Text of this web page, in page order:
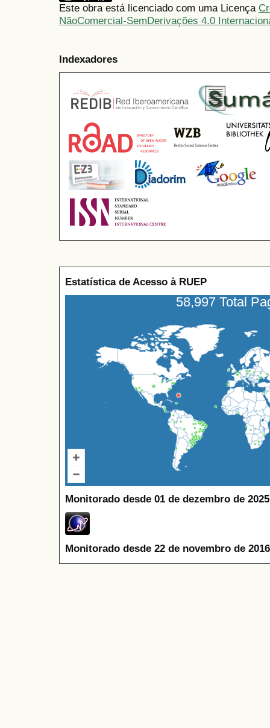
Este obra está licenciado com uma Licença
NãoComercial-SemDerivações 4.0
Indexadores
Estatística de Acesso à RUEP
58,997 Total
Monitorado desde 01 de dezembro de
Monitorado desde 22 de novembro de